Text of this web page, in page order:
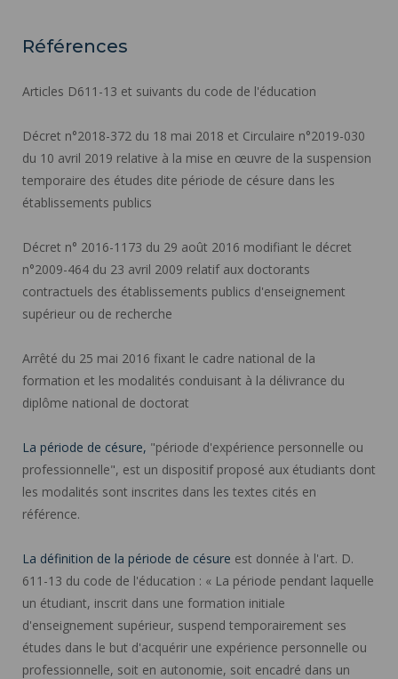
Références
Articles D611-13 et suivants du code de l'éducation
Décret n°2018-372 du 18 mai 2018 et Circulaire n°2019-030
du 10 avril 2019 relative à la mise en œuvre de la suspension
temporaire des études dite période de césure dans les
établissements publics
Décret n° 2016-1173 du 29 août 2016 modifiant le décret
n°2009-464 du 23 avril 2009 relatif aux doctorants
contractuels des établissements publics d'enseignement
supérieur ou de recherche
Arrêté du 25 mai 2016 fixant le cadre national de la
formation et les modalités conduisant à la délivrance du
diplôme national de doctorat
La période de césure, "période d'expérience personnelle ou
professionnelle", est un dispositif proposé aux étudiants dont
les modalités sont inscrites dans les textes cités en
référence.
La définition de la période de césure est donnée à l'art. D.
611-13 du code de l'éducation : « La période pendant laquelle
un étudiant, inscrit dans une formation initiale
d'enseignement supérieur, suspend temporairement ses
études dans le but d'acquérir une expérience personnelle ou
professionnelle, soit en autonomie, soit encadré dans un